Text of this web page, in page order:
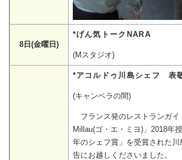
8日(金曜日)
*げん気トークNARA
(Mスタジオ)
*アコルドゥ川島シェフ表
(キャンベラの間)
フランス発のレストランガイ
Millau(ゴ・エ・ミヨ)」2018年
年のシェフ賞」を受賞された
告にお越しくださいました。